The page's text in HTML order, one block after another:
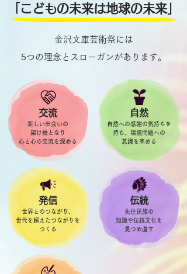
​「こどもの未来は地球の未来」
金沢文庫芸術祭には
5つの理念とスローガンがあります。
交流
​新しい出会いの
架け橋となり
心と心の交流を深める
発信
世界とのつながり、
世代を超えたつながりを
​つくる
自然
自然への感謝の気持ちを
持ち、環境問題への
意識を高める
伝統
先住民族の
知識や伝統文化を
​見つめ直す